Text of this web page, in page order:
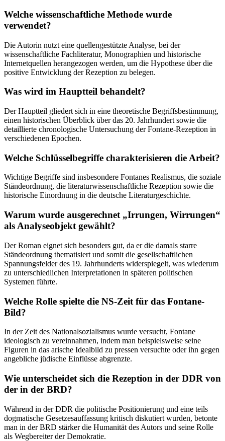
Welche wissenschaftliche Methode wurde
verwendet?
Die Autorin nutzt eine quellengestützte Analyse, bei der
wissenschaftliche Fachliteratur, Monographien und historische
Internetquellen herangezogen werden, um die Hypothese über die
positive Entwicklung der Rezeption zu belegen.
Was wird im Hauptteil behandelt?
Der Hauptteil gliedert sich in eine theoretische Begriffsbestimmung,
einen historischen Überblick über das 20. Jahrhundert sowie die
detaillierte chronologische Untersuchung der Fontane-Rezeption in
verschiedenen Epochen.
Welche Schlüsselbegriffe charakterisieren die Arbeit?
Wichtige Begriffe sind insbesondere Fontanes Realismus, die soziale
Ständeordnung, die literaturwissenschaftliche Rezeption sowie die
historische Einordnung in die deutsche Literaturgeschichte.
Warum wurde ausgerechnet „Irrungen, Wirrungen“
als Analyseobjekt gewählt?
Der Roman eignet sich besonders gut, da er die damals starre
Ständeordnung thematisiert und somit die gesellschaftlichen
Spannungsfelder des 19. Jahrhunderts widerspiegelt, was wiederum
zu unterschiedlichen Interpretationen in späteren politischen
Systemen führte.
Welche Rolle spielte die NS-Zeit für das Fontane-
Bild?
In der Zeit des Nationalsozialismus wurde versucht, Fontane
ideologisch zu vereinnahmen, indem man beispielsweise seine
Figuren in das arische Idealbild zu pressen versuchte oder ihn gegen
angebliche jüdische Einflüsse abgrenzte.
Wie unterscheidet sich die Rezeption in der DDR von
der in der BRD?
Während in der DDR die politische Positionierung und eine teils
dogmatische Gesetzesauffassung kritisch diskutiert wurden, betonte
man in der BRD stärker die Humanität des Autors und seine Rolle
als Wegbereiter der Demokratie.